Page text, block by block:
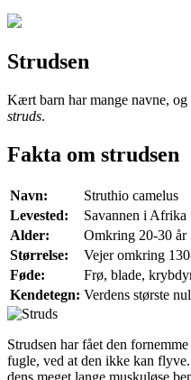
Strudsen
Kært barn har mange navne, og
struds.
Fakta om strudsen
Navn:
Struthio camelus
Levested:
Savannen i Afrika
Alder:
Omkring 20-30 år
Størrelse:
Vejer omkring
Føde:
Frø, blade,
Kendetegn: Verdens største
Strudsen har fået den
fugle, ved at den ikke kan
dens meget lange muskuløse